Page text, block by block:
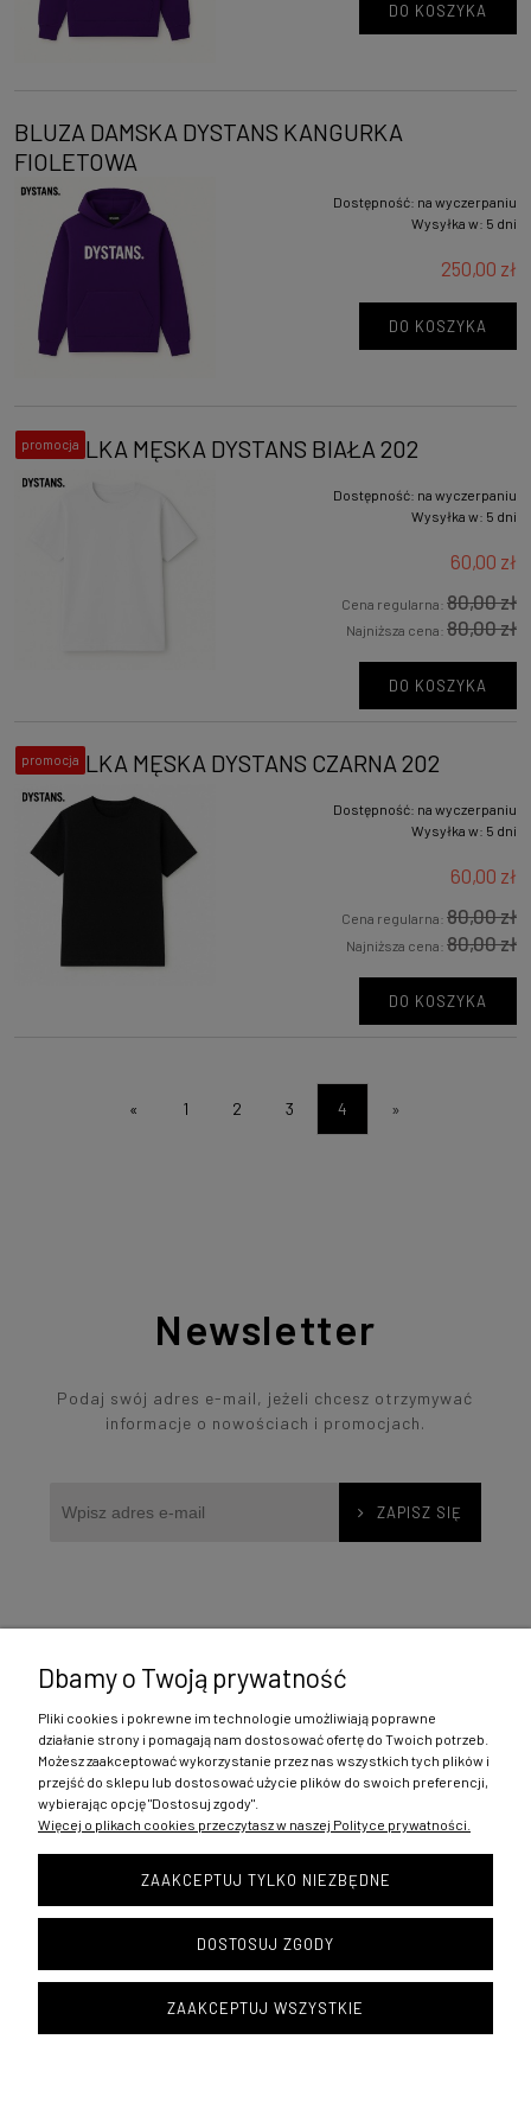
DO KOSZYKA
BLUZA DAMSKA DYSTANS KANGURKA
FIOLETOWA
Dostępność: na wyczerpaniu
Wysyłka w: 5 dni
250,00 zł
DO KOSZYKA
KOSZULKA MĘSKA DYSTANS BIAŁA 202
Dostępność: na wyczerpaniu
Wysyłka w: 5 dni
60,00 zł
Cena regularna: 80,00 zł
Najniższa cena: 80,00 zł
DO KOSZYKA
promocja
KOSZULKA MĘSKA DYSTANS CZARNA 202
Dostępność: na wyczerpaniu
Wysyłka w: 5 dni
60,00 zł
Cena regularna: 80,00 zł
Najniższa cena: 80,00 zł
DO KOSZYKA
promocja
« 1 2 3 4 »
Newsletter
Podaj swój adres e-mail, jeżeli chcesz otrzymywać
informacje o nowościach i promocjach.
ZAPISZ SIĘ
Zakupy
Pomoc
Moje konto
Dbamy o Twoją prywatność
Pliki cookies i pokrewne im technologie umożliwiają poprawne
działanie strony i pomagają nam dostosować ofertę do Twoich potrzeb.
Możesz zaakceptować wykorzystanie przez nas wszystkich tych plików i
przejść do sklepu lub dostosować użycie plików do swoich preferencji,
wybierając opcję "Dostosuj zgody".
Więcej o plikach cookies przeczytasz w naszej Polityce prywatności.
ZAAKCEPTUJ TYLKO NIEZBĘDNE
DOSTOSUJ ZGODY
ZAAKCEPTUJ WSZYSTKIE